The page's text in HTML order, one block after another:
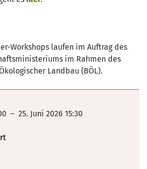
Workshops laufen im Auftrag des
im Rahmen des
Landbau (BÖL).
– 25. Juni 2026 15:30